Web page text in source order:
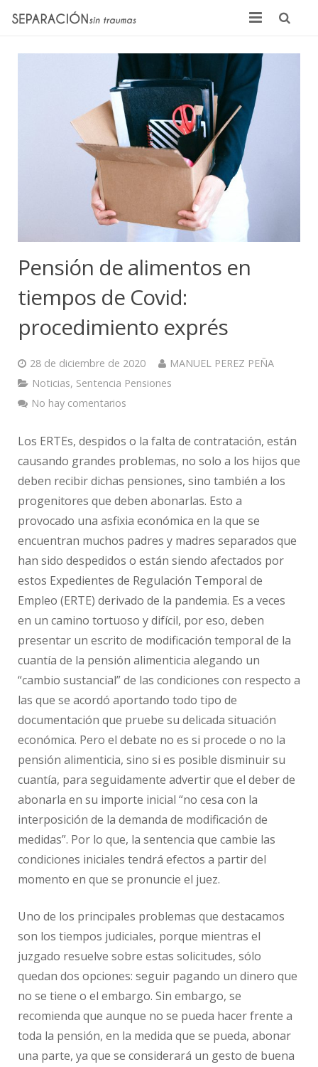
Inicio
Pensión de alimentos en
tiempos de Covid:
procedimiento exprés
28 de diciembre de 2020
MANUEL PEREZ PEÑA
Noticias, Sentencia Pensiones
No hay comentarios
Los ERTEs, despidos o la falta de contratación, están
causando grandes problemas, no solo a los hijos que
deben recibir dichas pensiones, sino también a los
progenitores que deben abonarlas. Esto a
provocado una asfixia económica en la que se
encuentran muchos padres y madres separados que
han sido despedidos o están siendo afectados por
estos Expedientes de Regulación Temporal de
Empleo (ERTE) derivado de la pandemia. Es a veces
en un camino tortuoso y difícil, por eso, deben
presentar un escrito de modificación temporal de la
cuantía de la pensión alimenticia alegando un
“cambio sustancial” de las condiciones con respecto a
las que se acordó aportando todo tipo de
documentación que pruebe su delicada situación
económica. Pero el debate no es si procede o no la
pensión alimenticia, sino si es posible disminuir su
cuantía, para seguidamente advertir que el deber de
abonarla en su importe inicial “no cesa con la
interposición de la demanda de modificación de
medidas”. Por lo que, la sentencia que cambie las
condiciones iniciales tendrá efectos a partir del
momento en que se pronuncie el juez.
Uno de los principales problemas que destacamos
son los tiempos judiciales, porque mientras el
juzgado resuelve sobre estas solicitudes, sólo
quedan dos opciones: seguir pagando un dinero que
no se tiene o el embargo. Sin embargo, se
recomienda que aunque no se pueda hacer frente a
toda la pensión, en la medida que se pueda, abonar
una parte, ya que se considerará un gesto de buena